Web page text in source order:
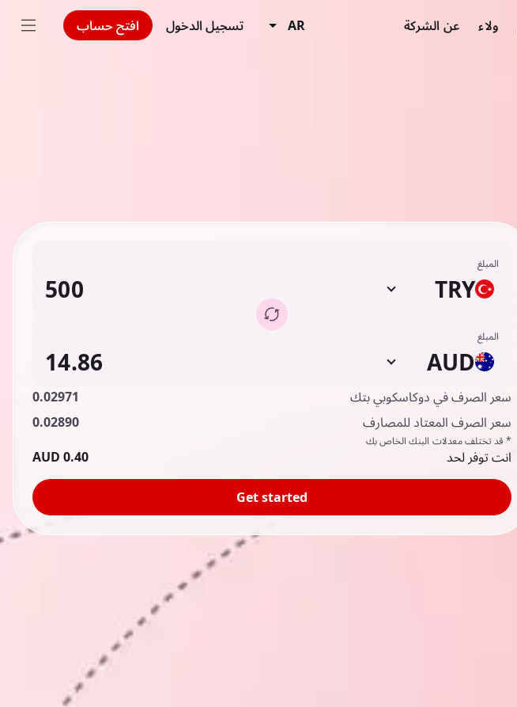
ولاء عن الشركة AR تسجيل الدخول افتح حساب
المبلغ
TRY
المبلغ
AUD
سعر الصرف في دوكاسكوبي بتك
0.02971
سعر الصرف المعتاد للمصارف
0.02890
* قد تختلف معدلات البنك الخاص بك
انت توفر لحد 0.40 AUD
Get started